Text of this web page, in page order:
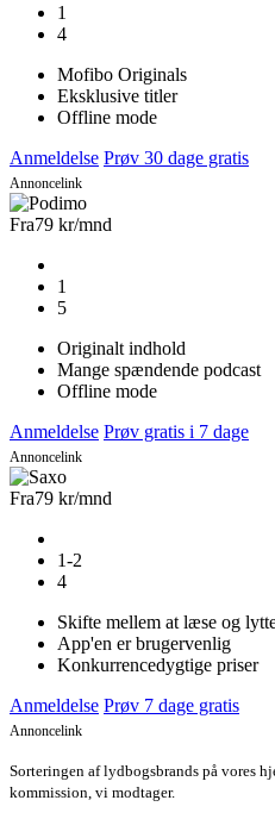
1
4
Mofibo Originals
Eksklusive titler
Offline mode
Anmeldelse Prøv 30 dage gratis
Annoncelink
Fra79 kr/mnd
1
5
Originalt indhold
Mange spændende podcast
Offline mode
Anmeldelse Prøv gratis i 7 dage
Annoncelink
Fra79 kr/mnd
1-2
4
Skifte mellem at læse og
App'en er brugervenlig
Konkurrencedygtige priser
Anmeldelse Prøv 7 dage gratis
Annoncelink
Sorteringen af lydbogsbrands på vores
kommission, vi modtager.